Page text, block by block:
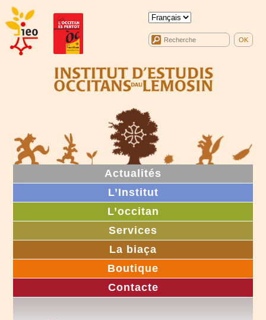
Actualités
L’Institut
L’occitan
Services
La biaça
Boutique
Contacte